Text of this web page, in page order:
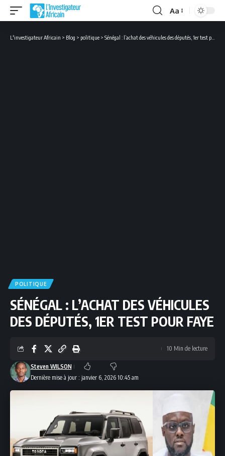
Font
Aa
L'investigateur Africain > Blog > politique > Sénégal : l’achat des véhicules des députés, 1er test pour Faye
POLITIQUE
SÉNÉGAL : L’ACHAT DES VÉHICULES
DES DÉPUTÉS, 1ER TEST POUR FAYE
Dernière mise à jour : janvier 6, 2026 10:45 am
Steven WILSON
10 Min de lecture